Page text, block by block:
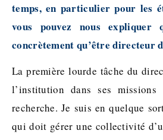
temps, en particulier pour les
vous pouvez nous expliquer
concrètement qu’être directeur
La première lourde tâche du
l’institution dans ses
recherche. Je suis en quelque
qui doit gérer une collectivité